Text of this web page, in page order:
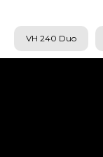
VH 240 Duo